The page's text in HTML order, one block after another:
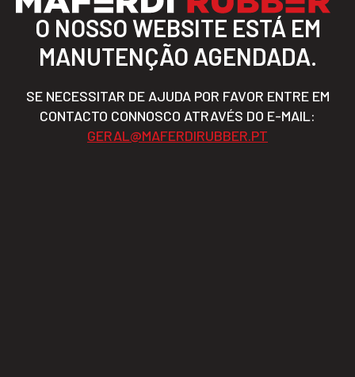
O NOSSO WEBSITE ESTÁ EM
MANUTENÇÃO AGENDADA.
SE NECESSITAR DE AJUDA POR FAVOR ENTRE EM
CONTACTO CONNOSCO ATRAVÉS DO E-MAIL:
GERAL@MAFERDIRUBBER.PT